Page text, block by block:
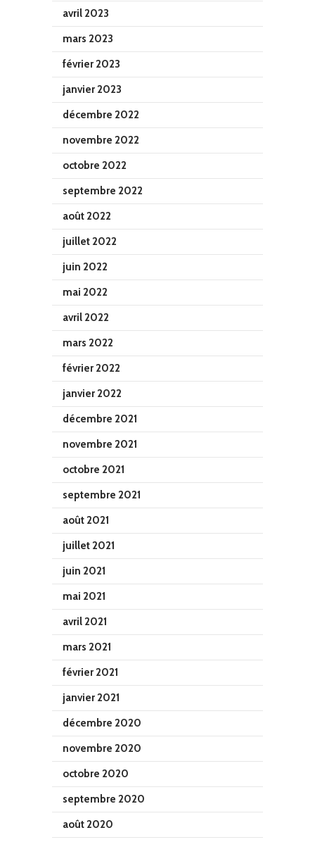
avril 2023
mars 2023
février 2023
janvier 2023
décembre 2022
novembre 2022
octobre 2022
septembre 2022
août 2022
juillet 2022
juin 2022
mai 2022
avril 2022
mars 2022
février 2022
janvier 2022
décembre 2021
novembre 2021
octobre 2021
septembre 2021
août 2021
juillet 2021
juin 2021
mai 2021
avril 2021
mars 2021
février 2021
janvier 2021
décembre 2020
novembre 2020
octobre 2020
septembre 2020
août 2020